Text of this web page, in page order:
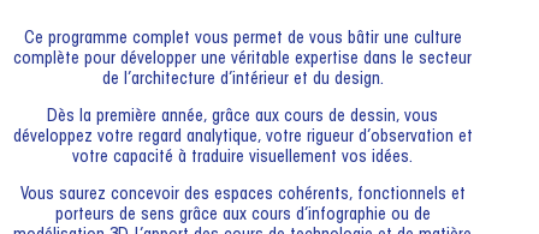
Ce programme complet vous permet de vous bâtir une culture
complète pour développer une véritable expertise dans le secteur
de l’architecture d’intérieur et du design.
Dès la première année, grâce aux cours de dessin, vous
développez votre regard analytique, votre rigueur d’observation et
votre capacité à traduire visuellement vos idées.
Vous saurez concevoir des espaces cohérents, fonctionnels et
porteurs de sens grâce aux cours d’infographie ou de